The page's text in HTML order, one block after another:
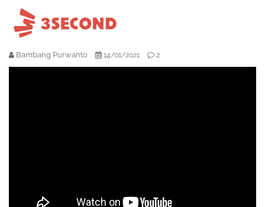
Bambang Purwanto 14/01/2021 2